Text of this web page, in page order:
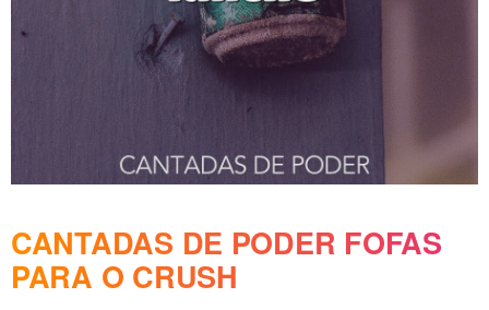
CANTADAS DE PODER FOFAS
PARA O CRUSH